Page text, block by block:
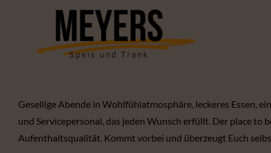
Gesellige Abende in Wohlfühlatmosphäre, leckeres Essen,
und Servicepersonal, das jeden Wunsch erfüllt. Der place to
Aufenthaltsqualität. Kommt vorbei und überzeugt Euch